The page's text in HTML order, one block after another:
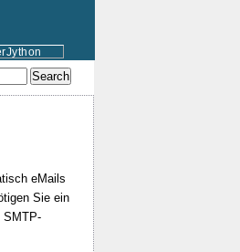
eMails
Sie ein
SMTP-